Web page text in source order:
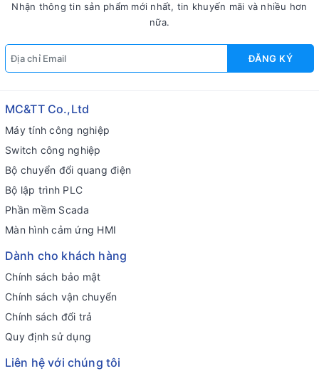
Nhận thông tin sản phẩm mới nhất, tin khuyến mãi và nhiều hơn
nữa.
ĐĂNG KÝ
MC&TT Co.,Ltd
Máy tính công nghiệp
Switch công nghiệp
Bộ chuyển đổi quang điện
Bộ lập trình PLC
Phần mềm Scada
Màn hình cảm ứng HMI
Dành cho khách hàng
Chính sách bảo mật
Chính sách vận chuyển
Chính sách đổi trả
Quy định sử dụng
Liên hệ với chúng tôi